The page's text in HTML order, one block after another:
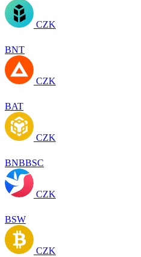
CZK
BNT
CZK
BAT
CZK
BNBBSC
CZK
BSW
CZK